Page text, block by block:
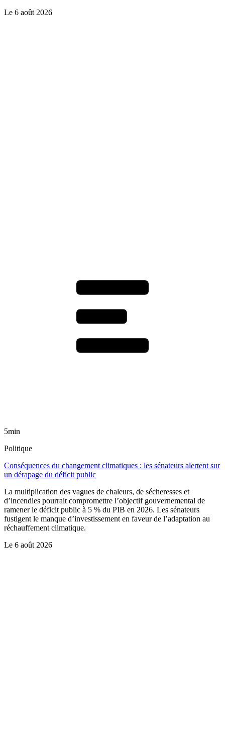
Le 6 août 2026
5min
Politique
Conséquences du changement climatiques : les sénateurs alertent sur
un dérapage du déficit public
La multiplication des vagues de chaleurs, de sécheresses et
d’incendies pourrait compromettre l’objectif gouvernemental de
ramener le déficit public à 5 % du PIB en 2026. Les sénateurs
fustigent le manque d’investissement en faveur de l’adaptation au
réchauffement climatique.
Le 6 août 2026